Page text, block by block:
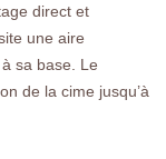
direct et
une aire
sa base. Le
de la cime jusqu’à